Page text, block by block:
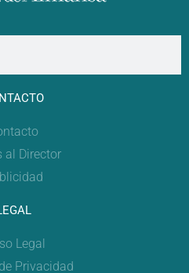
al Director
Legal
Privacidad